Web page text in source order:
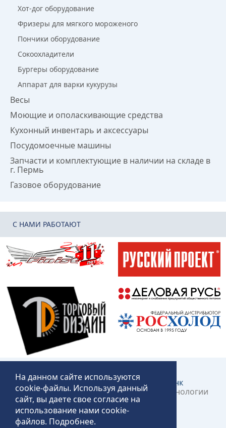
Хот-дог оборудование
Фризеры для мягкого мороженого
Пончики оборудование
Сокоохладители
Бургеры оборудование
Аппарат для варки кукурузы
Весы
Моющие и ополаскивающие средства
Кухонный инвентарь и аксессуары
Посудомоечные машины
Запчасти и комплектующие в наличии на складе в
г. Пермь
Газовое оборудование
C НАМИ РАБОТАЮТ
Создание и продвижение сайта:КликЛинк
©2018 – 2026 «Технопит» – Пермские технологии
общественного питания
На данном сайте используются
cookie-файлы. Используя данный
сайт, вы даете свое согласие на
использование нами cookie-
файлов. Подробнее.